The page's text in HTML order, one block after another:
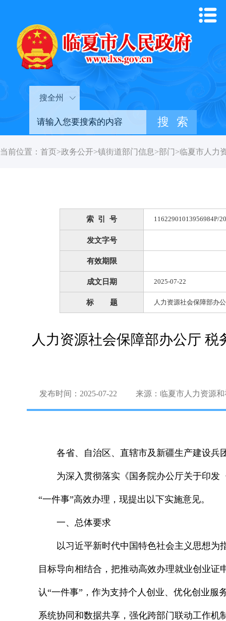
搜全州
当前位置： 首页>政务公开>镇街道部门信息>部门>临夏市人力
索 引 号 11622901013956984P/
发文字号
有效期限
成文日期 2025-07-22
标 题 人力资源社会保障部办
人力资源社会保障部办公厅
发布时间：2025-07-22 来源：临夏市人力资源
各省、自治区、直辖市及新疆生产建设兵
为深入贯彻落实《国务院办公厅关于印发
“一件事”高效办理，现提出以下实施意见。
一、总体要求
以习近平新时代中国特色社会主义思想为
目标导向相结合，把推动高效办理就业创业
认“一件事”，作为支持个人创业、优化创业
系统协同和数据共享，强化跨部门联动工作机